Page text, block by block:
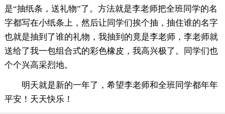
是“抽纸条，送礼物”了。方法就是李老师把全班同学的名
字都写在小纸条上，然后让同学们挨个抽，抽住谁的名字
也就是抽到了谁的礼物，我抽到的竟是李老师，李老师就
送给了我一包组合式的彩色橡皮，我高兴极了。同学们也
个个兴高采烈地。
明天就是新的一年了，希望李老师和全班同学都年年
平安！天天快乐！